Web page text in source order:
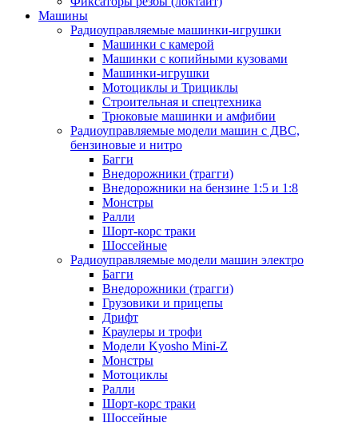
Машины
Радиоуправляемые машинки-игрушки
Машинки с камерой
Машинки с копийными кузовами
Машинки-игрушки
Мотоциклы и Трициклы
Строительная и спецтехника
Трюковые машинки и амфибии
Радиоуправляемые модели машин с ДВС,
бензиновые и нитро
Багги
Внедорожники (трагги)
Внедорожники на бензине 1:5 и 1:8
Монстры
Ралли
Шорт-корс траки
Шоссейные
Радиоуправляемые модели машин электро
Багги
Внедорожники (трагги)
Грузовики и прицепы
Дрифт
Краулеры и трофи
Модели Kyosho Mini-Z
Монстры
Мотоциклы
Ралли
Шорт-корс траки
Шоссейные